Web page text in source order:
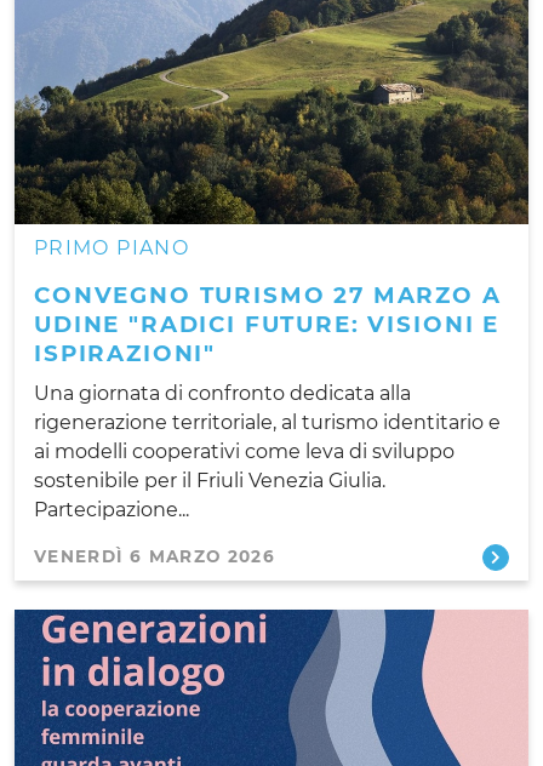
PRIMO PIANO
CONVEGNO TURISMO 27 MARZO A
UDINE "RADICI FUTURE: VISIONI E
ISPIRAZIONI"
Una giornata di confronto dedicata alla
rigenerazione territoriale, al turismo identitario e
ai modelli cooperativi come leva di sviluppo
sostenibile per il Friuli Venezia Giulia.
Partecipazione...
VENERDÌ 6 MARZO 2026